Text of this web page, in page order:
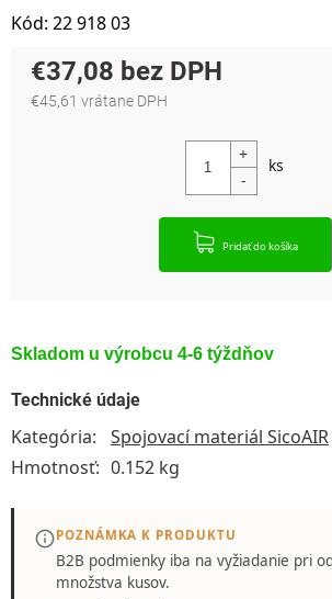
Skladom u výrobcu 4-6 týždňov
€37,08
€45,61 vrátane DPH
Pridať do košíka
Kód: 22 918 03
Technické údaje
Kategória:
Spojovací materiál SicoAIR
Hmotnosť: 0.152 kg
POZNÁMKA K PRODUKTU
B2B podmienky iba na vyžiadanie pri
množstva kusov.